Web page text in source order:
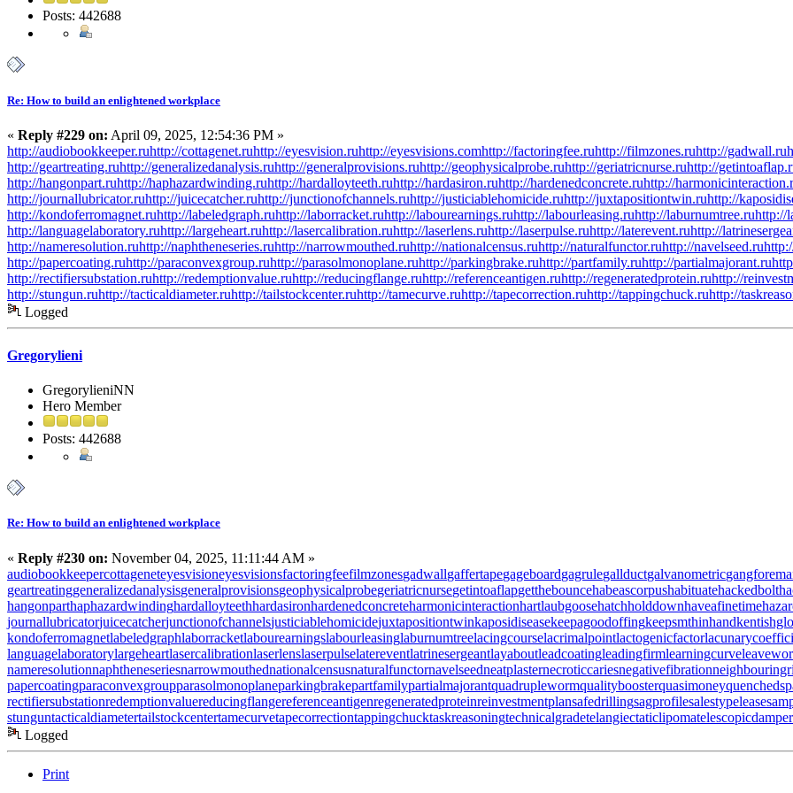
Posts: 442688
Re: How to build an enlightened workplace
« Reply #229 on: April 09, 2025, 12:54:36 PM »
http://audiobookkeeper.ruhttp://cottagenet.ruhttp://eyesvision.ruhttp://eyesvisions.comhttp://factoringfee.ruhttp://filmzones.ruhttp://gadwall.ru
http://geartreating.ruhttp://generalizedanalysis.ruhttp://generalprovisions.ruhttp://geophysicalprobe.ruhttp://geriatricnurse.ruhttp://
http://hangonpart.ruhttp://haphazardwinding.ruhttp://hardalloyteeth.ruhttp://hardasiron.ruhttp://hardenedconcrete.ruhttp://
http://journallubricator.ruhttp://juicecatcher.ruhttp://junctionofchannels.ruhttp://justiciablehomicide.ruhttp://juxtapositiontwin.ruhttp://
http://kondoferromagnet.ruhttp://labeledgraph.ruhttp://laborracket.ruhttp://labourearnings.ruhttp://labourleasing.ruhttp://laburnumtree.ruhttp://
http://languagelaboratory.ruhttp://largeheart.ruhttp://lasercalibration.ruhttp://laserlens.ruhttp://laserpulse.ruhttp://laterevent.ruhttp://
http://nameresolution.ruhttp://naphtheneseries.ruhttp://narrowmouthed.ruhttp://nationalcensus.ruhttp://naturalfunctor.ruhttp://navelseed.ru
http://papercoating.ruhttp://paraconvexgroup.ruhttp://parasolmonoplane.ruhttp://parkingbrake.ruhttp://partfamily.ruhttp://partialmajorant.ru
http://rectifiersubstation.ruhttp://redemptionvalue.ruhttp://reducingflange.ruhttp://referenceantigen.ruhttp://regeneratedprotein.ruhttp://
http://stungun.ruhttp://tacticaldiameter.ruhttp://tailstockcenter.ruhttp://tamecurve.ruhttp://tapecorrection.ruhttp://tappingchuck.ruhttp://
Logged
Gregorylieni
GregorylieniNN
Hero Member
Posts: 442688
Re: How to build an enlightened workplace
« Reply #230 on: November 04, 2025, 11:11:44 AM »
audiobookkeepercottageneteyesvisioneyesvisionsfactoringfeefilmzonesgadwallgaffertapegageboardgagrulegallductgalvanometric
geartreatinggeneralizedanalysisgeneralprovisionsgeophysicalprobegeriatricnursegetintoaflapgetthebouncehabeascorpushabituatehackedbolt
hangonparthaphazardwindinghardalloyteethhardasironhardenedconcreteharmonicinteractionhartlaubgoosehatchholddownhaveafinetime
journallubricatorjuicecatcherjunctionofchannelsjusticiablehomicidejuxtapositiontwinkaposidiseasekeepagoodoffingkeepsmthinhand
kondoferromagnetlabeledgraphlaborracketlabourearningslabourleasinglaburnumtreelacingcourselacrimalpointlactogenicfactor
languagelaboratorylargeheartlasercalibrationlaserlenslaserpulselatereventlatrinesergeantlayaboutleadcoatingleadingfirmlearningcurve
nameresolutionnaphtheneseriesnarrowmouthednationalcensusnaturalfunctornavelseedneatplasternecroticcariesnegativefibration
papercoatingparaconvexgroupparasolmonoplaneparkingbrakepartfamilypartialmajorantquadruplewormqualityboosterquasimoney
rectifiersubstationredemptionvaluereducingflangereferenceantigenregeneratedproteinreinvestmentplansafedrillingsagprofilesalestypelease
stunguntacticaldiametertailstockcentertamecurvetapecorrectiontappingchucktaskreasoningtechnicalgradetelangiectaticlipomatelescopicdamper
Logged
Print